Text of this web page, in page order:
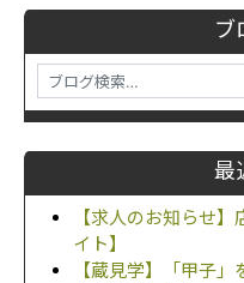
ブ
最
【求人のお知らせ
イト】
【蔵見学】「甲子